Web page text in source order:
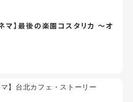
マ】最後の楽園コスタリカ ～オ